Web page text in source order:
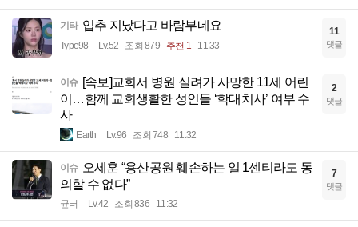
기타 입추 지났다고 바람부네요
Type98 Lv.52 조회 879 추천 1 11:33
11
댓글
이슈
[속보]교회서 병원 실려가 사망한 11세 어린
이…함께 교회생활한 성인들 ‘학대치사’ 여부 수
사
Earth Lv.96 조회 748 11:32
2
댓글
이슈 오세훈 “용산공원 훼손하는 일 1센티라도 동
의할 수 없다”
균터 Lv.42 조회 836 11:32
7
댓글